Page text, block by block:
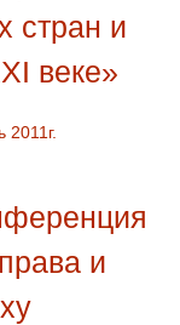
стран и
веке»
2011г.
и